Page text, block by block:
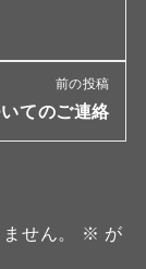
前の投稿
てのご連絡
せん。 ※ が